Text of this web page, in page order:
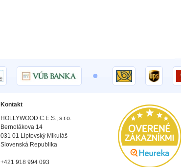
•
Kontakt
HOLLYWOOD C.E.S., s.r.o.
Bernolákova 14
031 01 Liptovský Mikuláš
Slovenská Republika
+421 918 994 093